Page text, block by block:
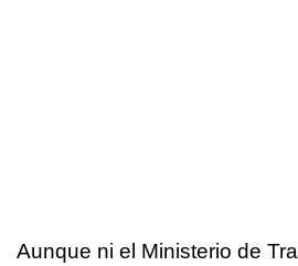
Aunque ni el Ministerio de